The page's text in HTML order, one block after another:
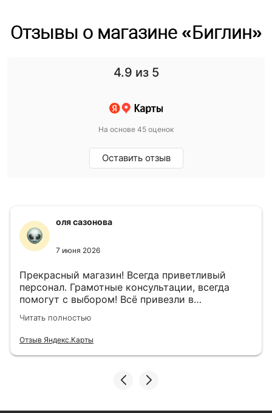
Отзывы о магазине «Биглин»
4.9 из 5
На основе 45 оценок
Оставить отзыв
оля сазонова
7 июня 2026
Прекрасный магазин! Всегда приветливый
персонал. Грамотные консультации, всегда
помогут с выбором! Всё привезли в
назначенный день!
Читать полностью
Отзыв Яндекс.Карты